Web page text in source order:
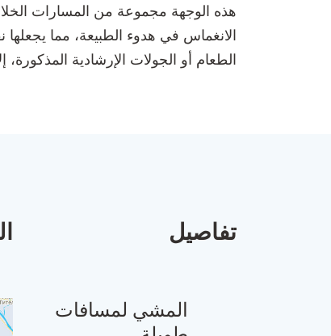
هذه الوجهة مجموعة من المسارات
الانغماس في هدوء الطبيعة، مما
الطعام أو الجولات الإرشادية
تفاصيل
المشي لمسافات